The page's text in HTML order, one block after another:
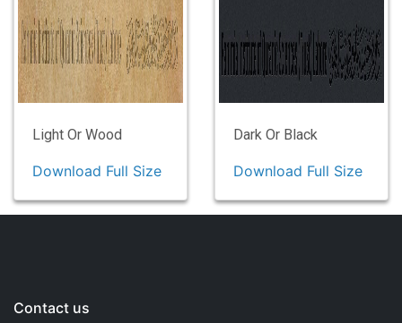
Light Or Wood
Download Full Size
Dark Or Black
Download Full Size
Contact us